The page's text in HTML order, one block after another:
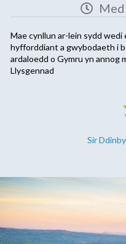
Mae cynllun ar-lein sydd wedi
hyfforddiant a gwybodaeth i
ardaloedd o Gymru yn annog
Llysgennad
Sir